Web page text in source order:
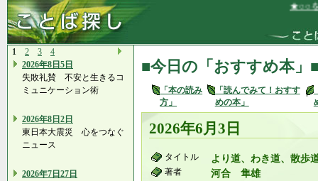
★○○を始
1 2 3
4
2026年8日5日
失敗礼賛 不安と生きるコ
ミュニケーション術
2026年8日2日
東日本大震災 心をつなぐ
ニュース
2026年7日27日
■今日の「おすすめ本」
「本の読み
方」
「読んでみて！おすす
めの本」
2026年6月3日
タイトル より道、わき道、散歩
著者 河合 隼雄